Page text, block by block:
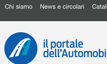
Chi siamo News e circolari